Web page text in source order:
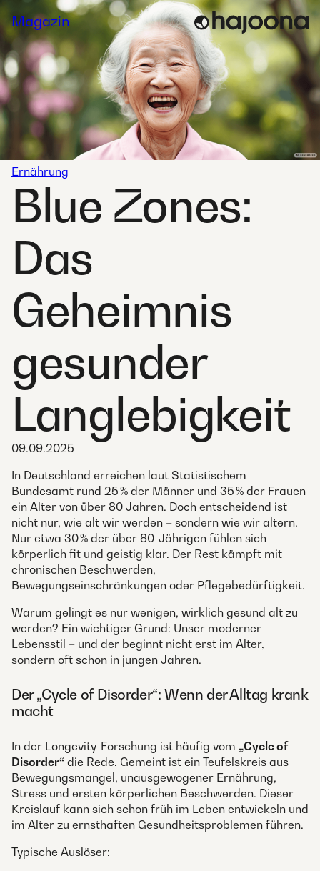
Skip
to
content
Magazin
Ernährung
Blue Zones:
Das
Geheimnis
gesunder
Langlebigkeit
09.09.2025
In Deutschland erreichen laut Statistischem
Bundesamt rund 25 % der Männer und 35 % der Frauen
ein Alter von über 80 Jahren. Doch entscheidend ist
nicht nur, wie alt wir werden – sondern wie wir altern.
Nur etwa 30 % der über 80-Jährigen fühlen sich
körperlich fit und geistig klar. Der Rest kämpft mit
chronischen Beschwerden,
Bewegungseinschränkungen oder Pflegebedürftigkeit.
Warum gelingt es nur wenigen, wirklich gesund alt zu
werden? Ein wichtiger Grund: Unser moderner
Lebensstil – und der beginnt nicht erst im Alter,
sondern oft schon in jungen Jahren.
Der „Cycle of Disorder“: Wenn der Alltag krank
macht
In der Longevity-Forschung ist häufig vom „Cycle of
Disorder“ die Rede. Gemeint ist ein Teufelskreis aus
Bewegungsmangel, unausgewogener Ernährung,
Stress und ersten körperlichen Beschwerden. Dieser
Kreislauf kann sich schon früh im Leben entwickeln und
im Alter zu ernsthaften Gesundheitsproblemen führen.
Typische Auslöser: